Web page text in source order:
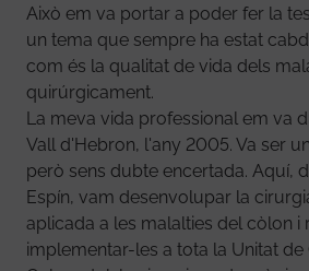
Això em va portar a poder fer la
un tema que sempre ha estat
com és la qualitat de vida dels
quirúrgicament.
La meva vida professional em va
Vall d'Hebron, l'any 2005. Va ser
però sens dubte encertada. Aquí,
Espín, vam desenvolupar la
aplicada a les malalties del còlon i
implementar-les a tota la Unitat de